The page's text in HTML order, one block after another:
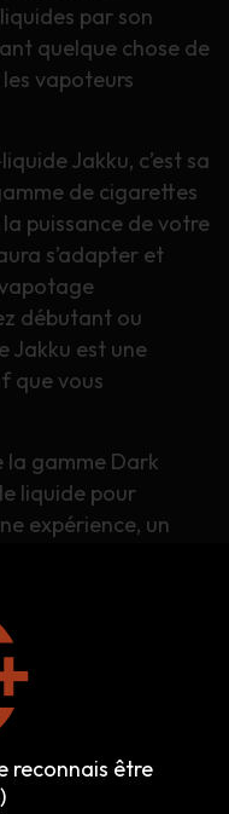
par son
quelque chose de
vapoteurs
Jakku, c’est sa
de cigarettes
puissance de votre
s’adapter et
débutant ou
Jakku est une
que vous
la gamme Dark
liquide pour
expérience, un
et de cookies,
goût unique et sa
c’est votre
faire de chaque
reconnais être